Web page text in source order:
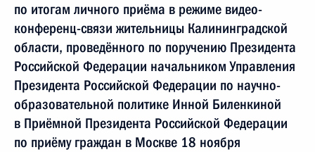
по итогам личного приёма в режиме видео-
конференц-связи жительницы Калининградской
области, проведённого по поручению Президента
Российской Федерации начальником Управления
Президента Российской Федерации по научно-
образовательной политике Инной Биленкиной
в Приёмной Президента Российской Федерации
по приёму граждан в Москве 18 ноября